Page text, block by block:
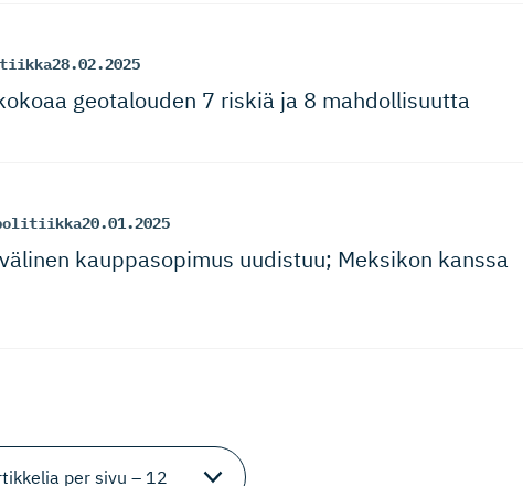
28.02.2025
geotalouden 7 riskiä ja 8 mahdollisuutta
20.01.2025
kauppasopimus uudistuu; Meksikon kanssa